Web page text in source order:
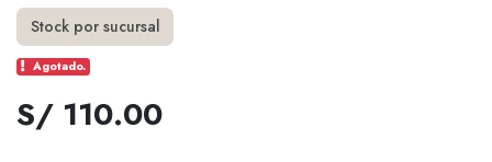
Stock por sucursal
Agotado.
S/ 110.00